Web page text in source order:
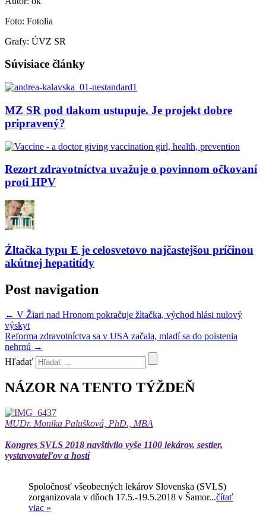
Foto: Fotolia
Grafy: ÚVZ SR
Súvisiace články
MZ SR pod tlakom ustupuje. Je projekt dobre
pripravený?
Rezort zdravotníctva uvažuje o povinnom očkovaní
proti HPV
Źltačka typu E je celosvetovo najčastejšou príčinou
akútnej hepatitídy
Post navigation
← V Žiari nad Hronom pokračuje žltačka, východ hlási nulový
výskyt
Reforma zdravotníctva sa v USA začala, mladí sa do poistenia
nehrnú →
Hľadať
NÁZOR NA TENTO TÝŽDEŇ
MUDr. Monika Palušková, PhD., MBA
Kongres SVLS 2018 navštívilo vyše 1100 lekárov, sestier,
vystavovateľov a hostí
Spoločnosť všeobecných lekárov Slovenska (SVLS)
zorganizovala v dňoch 17.5.-19.5.2018 v Šamor...čítať
viac »